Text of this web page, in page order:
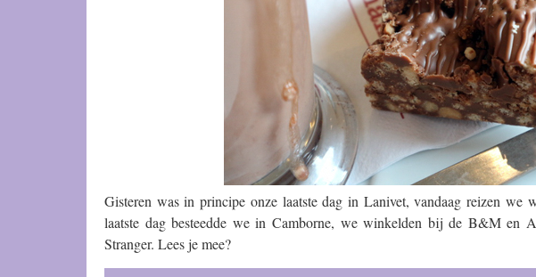
Gisteren was in principe onze laatste dag in Lanivet, vandaag reizen we
laatste dag besteedde we in Camborne, we winkelden bij de B&M en
Stranger. Lees je mee?